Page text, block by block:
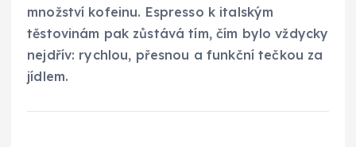
množství kofeinu. Espresso k italským
těstovinám pak zůstává tím, čím bylo vždycky
nejdřív: rychlou, přesnou a funkční tečkou za
jídlem.